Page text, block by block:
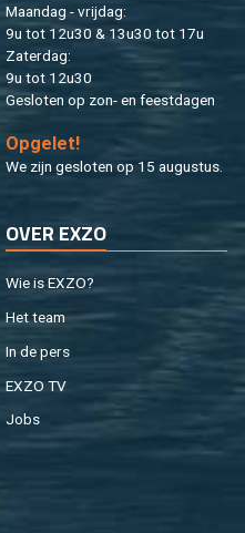
Maan­dag - vrij­dag:
9u tot 12u30 & 13u30 tot 17u
Za­ter­dag:
9u tot 12u30
Ge­slo­ten op zon- en feest­da­gen
Op­ge­let!
We zijn ge­slo­ten op 15 au­gus­tus.
OVER EXZO
Wie is EXZO?
Het team
In de pers
EXZO TV
Jobs